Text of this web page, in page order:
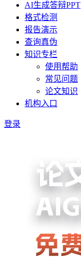
AI生成答辩PPT
格式检测
报告演示
查询真伪
知识专栏
使用帮助
常见问题
论文知识
机构入口
登录